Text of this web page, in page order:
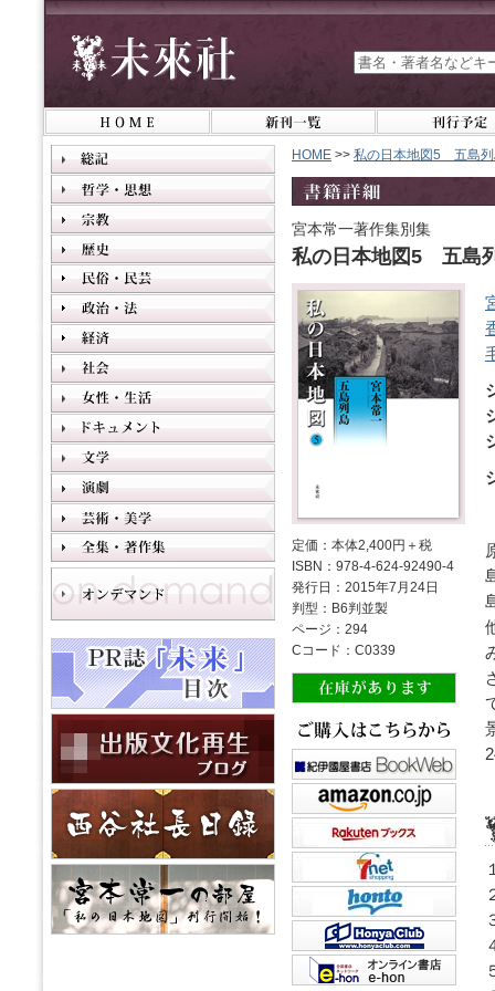
HOME >> 私の日本地図5 五島
宮本常一著作集別集
私の日本地図5 五島
定価：本体2,400円＋税
ISBN：978-4-624-92490-4
発行日：2015年7月24日
判型：B6判並製
ページ：294
Cコード：C0339